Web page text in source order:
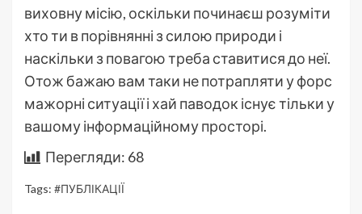
виховну місію, оскільки починаєш розуміти
хто ти в порівнянні з силою природи і
наскільки з повагою треба ставитися до неї.
Отож бажаю вам таки не потрапляти у форс
мажорні ситуації і хай паводок існує тільки у
вашому інформаційному просторі.
Перегляди: 68
Tags: #ПУБЛІКАЦІЇ